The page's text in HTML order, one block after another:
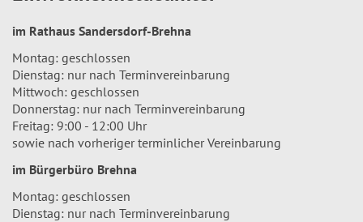
im Rathaus Sandersdorf-Brehna
Montag: geschlossen
Dienstag: nur nach Terminvereinbarung
Mittwoch: geschlossen
Donnerstag: nur nach Terminvereinbarung
Freitag: 9:00 - 12:00 Uhr
sowie nach vorheriger terminlicher Vereinbarung
im Bürgerbüro Brehna
Montag: geschlossen
Dienstag: nur nach Terminvereinbarung